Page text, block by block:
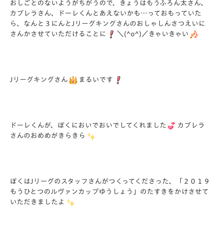
おしごとのないようがちがうので、きょうはもうふろん太さん、
カブレラさん、ドーレくんとあえないかも…っておもっていた
ら、なんと３にんとJリーグキングさんのおしゃしんさつえいに
さんかさせていただけることに
＼(^o^)／きゃいきゃい
Jリーグキングさん まるいです
ドーレくんが、ぼくにおいでおいでしてくれました
カブレラ
さんのおめめがきらきら
ぼくはJリーグのスタッフさんがつくってくださった、「２０１９
もうひとつのルヴァンカップゆうしょう」のたすきをかけさせて
いただきましたよ